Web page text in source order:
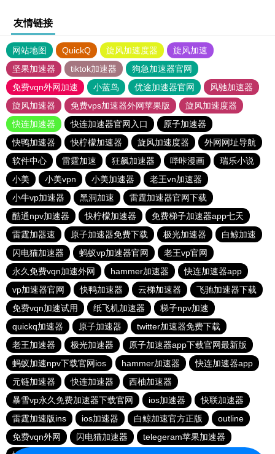
友情链接
网站地图 QuickQ 旋风加速度器
旋风加速
坚果加速器
tiktok加速器
狗急加速器官网
免费vqn外网加速
小蓝鸟 优途加速器官网
风驰加速器
旋风加速器
免费vps加速器外网苹果版
旋风加速度器
快连加速器
快连加速器官网入口
原子加速器
快鸭加速器
快柠檬加速器 旋风加速度器
外网网址导航
软件中心
雷霆加速 狂飙加速器 哔咔漫画
瑞乐小说
小美
小美vpn 小美加速器
老王vn加速器
小牛vp加速器
黑洞加速
雷霆加速器官网下载
酷通npv加速器
快柠檬加速器
免费梯子加速器app七天
雷霆加器速
原子加速器免费下载 极光加速器
白鲸加速
闪电猫加速器
蚂蚁vp加速器官网
老王vp官网
永久免费vqn加速外网
hammer加速器
快连加速器app
vp加速器官网
快鸭加速器 云梯加速器
飞驰加速器下载
免费vqn加速试用
纸飞机加速器
梯子npv加速
quickq加速器
原子加速器
twitter加速器免费下载
老王加速器
极光加速器
原子加速器app下载官网最新版
蚂蚁加速npv下载官网ios
hammer加速器
快连加速器app
元链加速器
快连加速器
西柚加速器
暴雪vp永久免费加速器下载官网
ios加速器
快联加速器
雷霆加速版ins
ios加速器 白鲸加速官方正版
outline
免费vqn外网
闪电猫加速器
telegeram苹果加速器